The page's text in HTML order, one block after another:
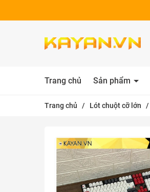
Trang chủ Sản phẩm
Trang chủ / Lót chuột cỡ lớn /